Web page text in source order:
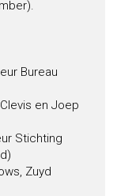
Bureau
en Joep
Stichting
Zuyd